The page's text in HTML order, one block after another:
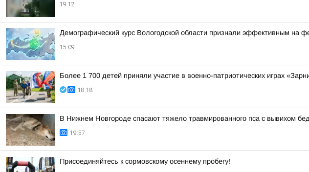
19:12
Демографический курс Вологодской области признали эффективным на
15:09
Более 1 700 детей приняли участие в военно-патриотических играх
18:18
В Нижнем Новгороде спасают тяжело травмированного пса с вывихом
19:57
Присоединяйтесь к сормовскому осеннему пробегу!